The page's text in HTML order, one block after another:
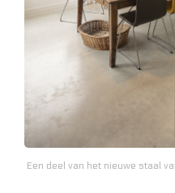
Een deel van het nieuwe staal